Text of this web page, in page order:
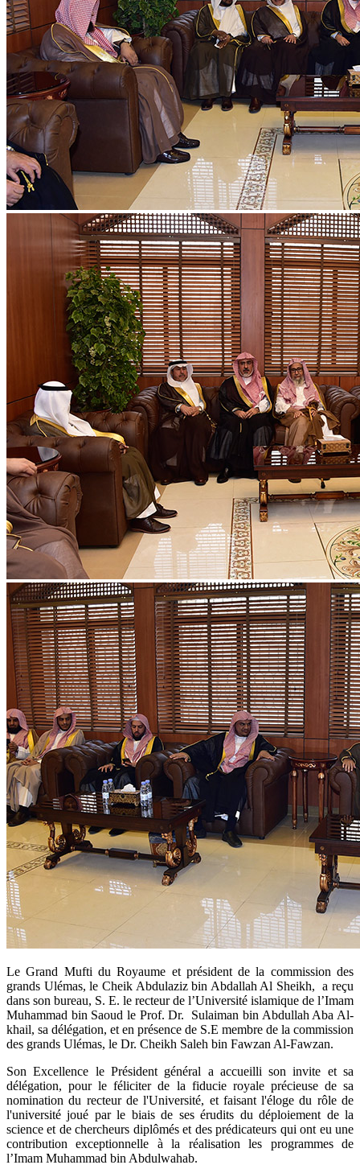
​Le Grand Mufti du Royaume et président de la commission des
grands Ulémas, le Cheik Abdulaziz bin Abdallah Al Sheikh, a reçu
dans son bureau, S. E. le recteur de l’Université islamique de l’Imam
Muhammad bin Saoud le Prof. Dr. Sulaiman bin Abdullah Aba Al-
khail, sa délégation, et en présence de S.E membre de la commission
des grands Ulémas, le Dr. Cheikh Saleh bin Fawzan Al-Fawzan.
Son Excellence le Président général a accueilli son invite et sa
délégation, pour le féliciter de la fiducie royale précieuse de sa
nomination du recteur de l'Université, et faisant l'éloge du rôle de
l'université joué par le biais de ses érudits du déploiement de la
science et de chercheurs diplômés et des prédicateurs qui ont eu une
contribution exceptionnelle à la réalisation les programmes de
l’Imam Muhammad bin Abdulwahab.